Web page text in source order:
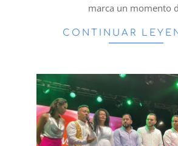
marca un momento
CONTINUAR